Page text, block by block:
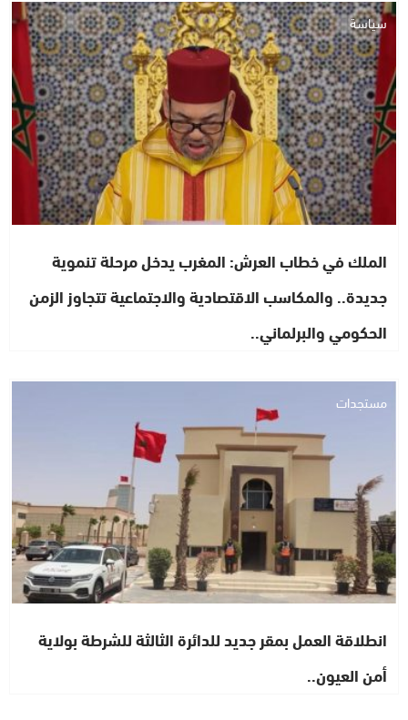
سياسة
الملك في خطاب العرش: المغرب يدخل مرحلة تنموية
جديدة.. والمكاسب الاقتصادية والاجتماعية تتجاوز الزمن
الحكومي والبرلماني..
مستجدات
انطلاقة العمل بمقر جديد للدائرة الثالثة للشرطة بولاية
أمن العيون..